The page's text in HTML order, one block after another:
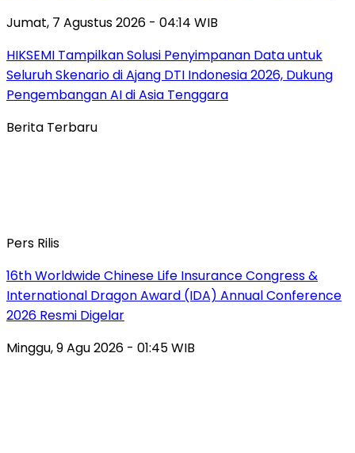
Jumat, 7 Agustus 2026 - 04:14 WIB
HIKSEMI Tampilkan Solusi Penyimpanan Data untuk
Seluruh Skenario di Ajang DTI Indonesia 2026, Dukung
Pengembangan AI di Asia Tenggara
Berita Terbaru
Pers Rilis
16th Worldwide Chinese Life Insurance Congress &
International Dragon Award (IDA) Annual Conference
2026 Resmi Digelar
Minggu, 9 Agu 2026 - 01:45 WIB